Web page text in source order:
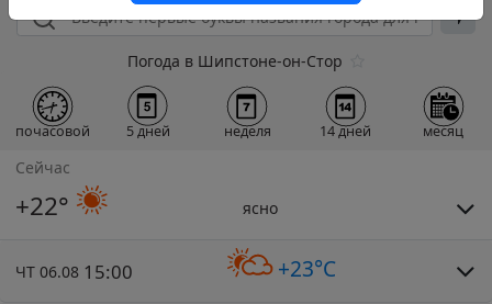
Погода в Шипстоне-он-Стор
почасовой 5 дней неделя 14 дней месяц
Сейчас
+22° ясно
ЧТ 06.08 15:00 +23°C